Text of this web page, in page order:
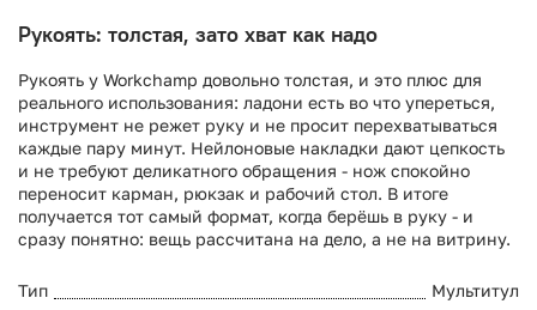
Рукоять: толстая, зато хват как надо
Рукоять у Workchamp довольно толстая, и это плюс для
реального использования: ладони есть во что упереться,
инструмент не режет руку и не просит перехватываться
каждые пару минут. Нейлоновые накладки дают цепкость
и не требуют деликатного обращения - нож спокойно
переносит карман, рюкзак и рабочий стол. В итоге
получается тот самый формат, когда берёшь в руку - и
сразу понятно: вещь рассчитана на дело, а не на витрину.
Тип
Мультитул